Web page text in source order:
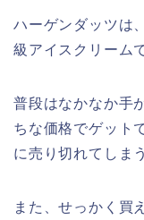
ハーゲンダッツは
級アイスクリーム
普段はなかなか手
ちな価格でゲット
に売り切れてしま
また、せっかく買